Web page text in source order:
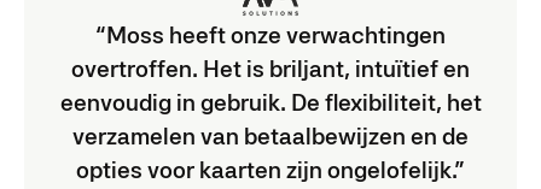
“Moss heeft onze verwachtingen
overtroffen. Het is briljant, intuïtief en
eenvoudig in gebruik. De flexibiliteit, het
verzamelen van betaalbewijzen en de
opties voor kaarten zijn ongelofelijk.”